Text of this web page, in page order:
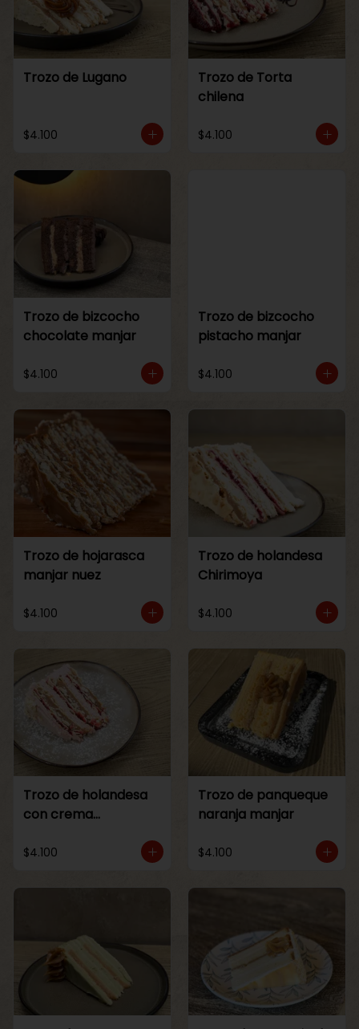
Trozo de Lugano
$4.100
Trozo de Torta
chilena
$4.100
Trozo de bizcocho
chocolate manjar
$4.100
Trozo de bizcocho
pistacho manjar
$4.100
Trozo de hojarasca
manjar nuez
$4.100
Trozo de holandesa
Chirimoya
$4.100
Trozo de holandesa
con crema
$4.100
Trozo de panqueque
naranja manjar
$4.100